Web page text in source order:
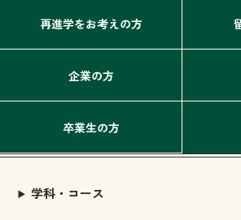
再進学をお考えの方
企業の方
卒業生の方
学科・コース